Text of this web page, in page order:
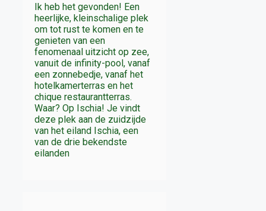
Ik heb het gevonden! Een
heerlijke, kleinschalige plek
om tot rust te komen en te
genieten van een
fenomenaal uitzicht op zee,
vanuit de infinity-pool, vanaf
een zonnebedje, vanaf het
hotelkamerterras en het
chique restaurantterras.
Waar? Op Ischia! Je vindt
deze plek aan de zuidzijde
van het eiland Ischia, een
van de drie bekendste
eilanden